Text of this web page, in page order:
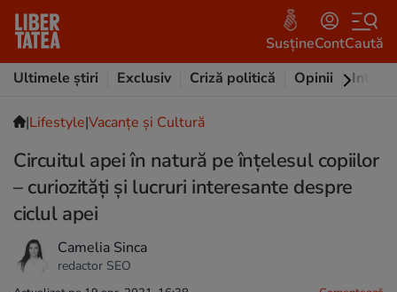
SusțineContCaută
Ultimele știri
Exclusiv Criză politică Opinii
|Lifestyle|Vacanțe și Cultură
Circuitul apei în natură pe înțelesul copiilor
– curiozități și lucruri interesante despre
ciclul apei
Camelia Sinca
redactor SEO